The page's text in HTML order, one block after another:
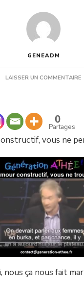
GENEADM
LAISSER UN COMMENTAIRE
0
Partages
vous ne
nous ça nous fait